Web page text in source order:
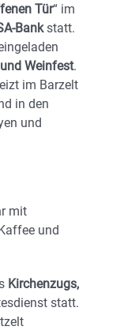
Tür“ im
Bankstatt.
Weinfest.
im Barzelt
in den
und
mit
und
Kirchenzugs,
statt.